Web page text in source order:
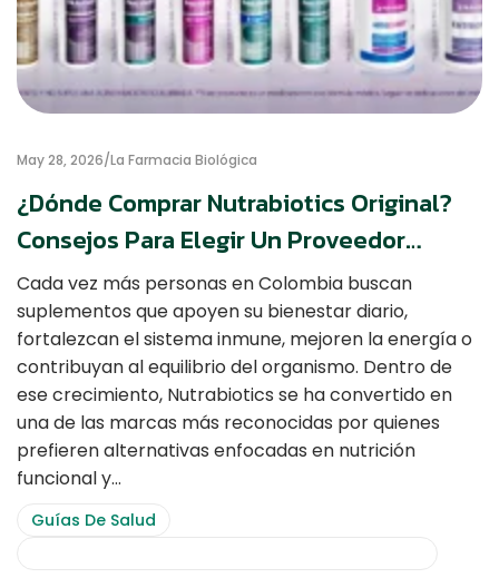
May 28, 2026 La Farmacia Biológica
¿Dónde Comprar Nutrabiotics Original?
Consejos Para Elegir Un Proveedor
Confiable
Cada vez más personas en Colombia buscan
suplementos que apoyen su bienestar diario,
fortalezcan el sistema inmune, mejoren la energía o
contribuyan al equilibrio del organismo. Dentro de
ese crecimiento, Nutrabiotics se ha convertido en
una de las marcas más reconocidas por quienes
prefieren alternativas enfocadas en nutrición
funcional y…
Guías De Salud